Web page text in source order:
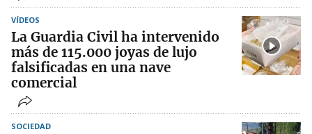
VÍDEOS
La Guardia Civil ha intervenido
más de 115.000 joyas de lujo
falsificadas en una nave
comercial
SOCIEDAD